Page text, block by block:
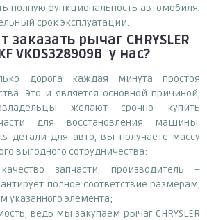
полную функциональность автомобиля,
срок эксплуатации.
заказать рычаг CHRYSLER
VKDS328909B у нас?
дорога каждая минута простоя
Это и является основной причиной,
желают срочно купить
для восстановления машины.
детали для авто, вы получаете массу
выгодного сотрудничества:
запчасти, производитель –
полное соответствие размерам,
указанного элемента;
ведь мы закупаем рычаг CHRYSLER